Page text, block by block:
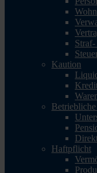
Straf-
Kaution
Haftpflicht